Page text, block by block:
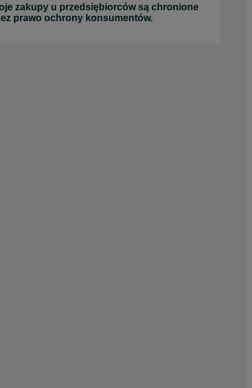
zakupy u przedsiębiorców są chronione
prawo ochrony konsumentów.